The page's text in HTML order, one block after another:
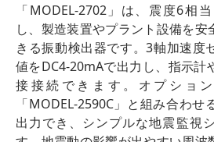
「MODEL-2702」は、震度6相
し、製造装置やプラント設備を
きる振動検出器です。3軸加速度
値をDC4-20mAで出力し、指示計
接接続できます。オプショ
「MODEL-2590C」と組み合わ
出力でき、シンプルな地震監視